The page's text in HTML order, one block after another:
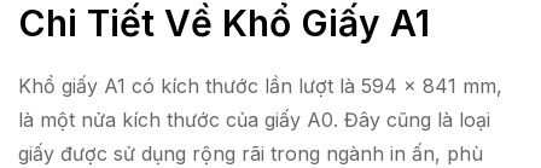
Chi Tiết Về Khổ Giấy A1
Khổ giấy A1 có kích thước lần lượt là 594 x 841 mm,
là một nửa kích thước của giấy A0. Đây cũng là loại
giấy được sử dụng rộng rãi trong ngành in ấn, phù